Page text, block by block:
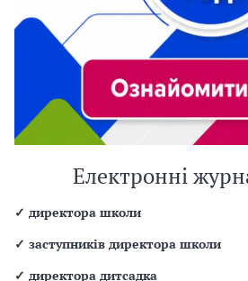
Електронні
✓ директора школи
✓ заступників директора школи
✓ директора дитсадка